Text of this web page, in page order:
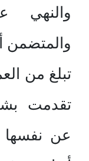
والمتضمن
تقدمت
عن